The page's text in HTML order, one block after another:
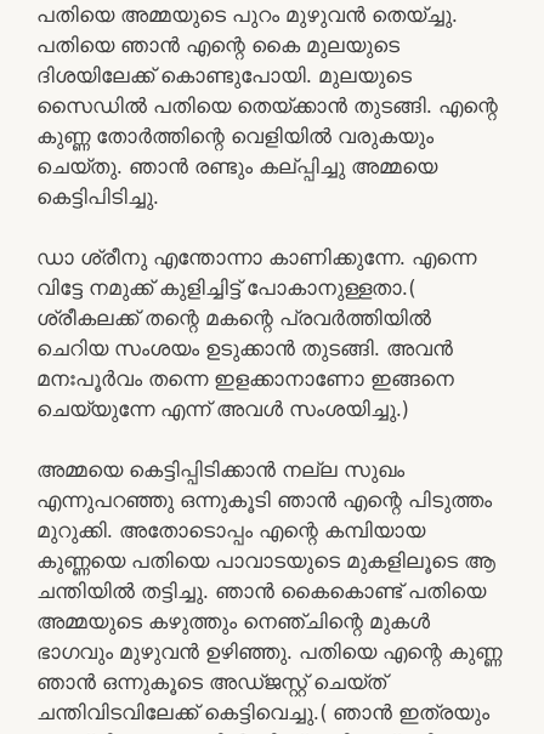
പതിയെ അമ്മയുടെ പുറം മുഴുവൻ തെയ്ച്ചു.
പതിയെ ഞാൻ എന്റെ കൈ മുലയുടെ
ദിശയിലേക്ക് കൊണ്ടുപോയി. മുലയുടെ
സൈഡിൽ പതിയെ തെയ്ക്കാൻ തുടങ്ങി. എന്റെ
കുണ്ണ തോർത്തിന്റെ വെളിയിൽ വരുകയും
ചെയ്തു. ഞാൻ രണ്ടും കല്പ്പിച്ചു അമ്മയെ
കെട്ടിപിടിച്ചു.
ഡാ ശ്രീനു എന്തോന്നാ കാണിക്കുന്നേ. എന്നെ
വിട്ടേ നമുക്ക് കുളിച്ചിട്ട് പോകാനുള്ളതാ.(
ശ്രീകലക്ക് തന്റെ മകന്റെ പ്രവർത്തിയിൽ
ചെറിയ സംശയം ഉടുക്കാൻ തുടങ്ങി. അവൻ
മനഃപൂർവം തന്നെ ഇളക്കാനാണോ ഇങ്ങനെ
ചെയ്യുന്നേ എന്ന് അവൾ സംശയിച്ചു.)
അമ്മയെ കെട്ടിപ്പിടിക്കാൻ നല്ല സുഖം
എന്നുപറഞ്ഞു ഒന്നുകൂടി ഞാൻ എന്റെ പിടുത്തം
മുറുക്കി. അതോടൊപ്പം എന്റെ കമ്പിയായ
കുണ്ണയെ പതിയെ പാവാടയുടെ മുകളിലൂടെ ആ
ചന്തിയിൽ തട്ടിച്ചു. ഞാൻ കൈകൊണ്ട് പതിയെ
അമ്മയുടെ കഴുത്തും നെഞ്ചിന്റെ മുകൾ
ഭാഗവും മുഴുവൻ ഉഴിഞ്ഞു. പതിയെ എന്റെ കുണ്ണ
ഞാൻ ഒന്നുകൂടെ അഡ്ജസ്റ്റ് ചെയ്ത്
ചന്തിവിടവിലേക്ക് കെട്ടിവെച്ചു.( ഞാൻ ഇത്രയും